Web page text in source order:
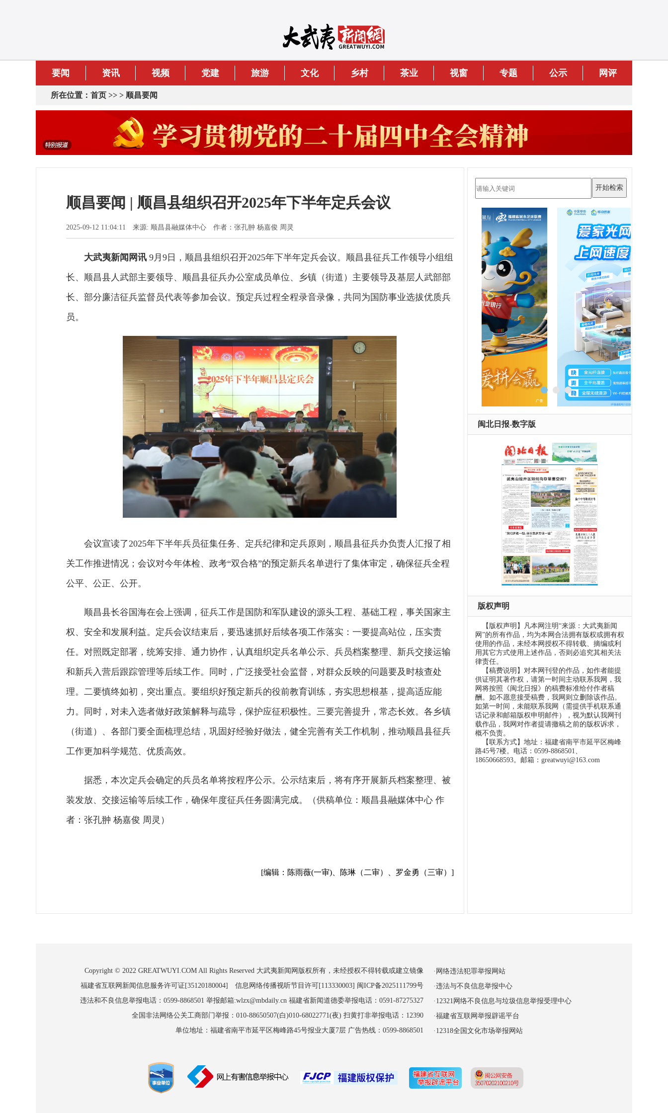
要闻 资讯 视频 党建 旅游 文化 乡村 茶业 视窗 专题 公示 网评
所在位置： 首页 >> > 顺昌要闻
顺昌要闻 | 顺昌县组织召开2025年下半年定兵会议
2025-09-12 11:04:11 来源: 顺昌县融媒体中心 作者：张孔翀 杨嘉俊 周灵
大武夷新闻网讯 9月9日，顺昌县组织召开2025年下半年定兵会议。顺昌县征兵工作领导小组组
长、顺昌县人武部主要领导、顺昌县征兵办公室成员单位、乡镇（街道）主要领导及基层人武部部
长、部分廉洁征兵监督员代表等参加会议。预定兵过程全程录音录像，共同为国防事业选拔优质兵
员。
会议宣读了2025年下半年兵员征集任务、定兵纪律和定兵原则，顺昌县征兵办负责人汇报了相
关工作推进情况；会议对今年体检、政考“双合格”的预定新兵名单进行了集体审定，确保征兵全程
公平、公正、公开。
顺昌县长谷国海在会上强调，征兵工作是国防和军队建设的源头工程、基础工程，事关国家主
权、安全和发展利益。定兵会议结束后，要迅速抓好后续各项工作落实：一要提高站位，压实责
任。对照既定部署，统筹安排、通力协作，认真组织定兵名单公示、兵员档案整理、新兵交接运输
和新兵入营后跟踪管理等后续工作。同时，广泛接受社会监督，对群众反映的问题要及时核查处
理。二要慎终如初，突出重点。要组织好预定新兵的役前教育训练，夯实思想根基，提高适应能
力。同时，对未入选者做好政策解释与疏导，保护应征积极性。三要完善提升，常态长效。各乡镇
（街道）、各部门要全面梳理总结，巩固好经验好做法，健全完善有关工作机制，推动顺昌县征兵
工作更加科学规范、优质高效。
据悉，本次定兵会确定的兵员名单将按程序公示。公示结束后，将有序开展新兵档案整理、被
装发放、交接运输等后续工作，确保年度征兵任务圆满完成。（供稿单位：顺昌县融媒体中心 作
者：张孔翀 杨嘉俊 周灵）
[编辑：陈雨薇(一审)、陈琳（二审）、罗金勇（三审）]
闽北日报-数字版
版权声明
【版权声明】凡本网注明“来源：大武夷新闻
网”的所有作品，均为本网合法拥有版权或拥有权
使用的作品，未经本网授权不得转载、摘编或利
用其它方式使用上述作品，否则必追究其相关法
律责任。
【稿费说明】对本网刊登的作品，如作者能提
供证明其著作权，请第一时间主动联系我网，我
网将按照《闽北日报》的稿费标准给付作者稿
酬。如不愿意接受稿费，我网则立删除该作品。
如第一时间，未能联系我网（需提供手机联系通
话记录和邮箱版权申明邮件），视为默认我网刊
载作品，我网对作者提请撤稿之前的版权诉求，
概不负责。
【联系方式】地址：福建省南平市延平区梅峰
路45号7楼。电话：0599-8868501、
18650668593。邮箱：greatwuyi@163.com
Copyright © 2022 GREATWUYI.COM All Rights Reserved 大武夷新闻网版权所有，未经授权不得转载或建立镜像
福建省互联网新闻信息服务许可证[35120180004] 信息网络传播视听节目许可[113330003] 闽ICP备2025111799号
违法和不良信息举报电话：0599-8868501 举报邮箱:wlzx@mbdaily.cn 福建省新闻道德委举报电话：0591-87275327
全国非法网络公关工商部门举报：010-88650507(白)010-68022771(夜) 扫黄打非举报电话：12390
单位地址：福建省南平市延平区梅峰路45号报业大厦7层 广告热线：0599-8868501
·网络违法犯罪举报网站
·违法与不良信息举报中心
·12321网络不良信息与垃圾信息举报受理中心
·福建省互联网举报辟谣平台
·12318全国文化市场举报网站